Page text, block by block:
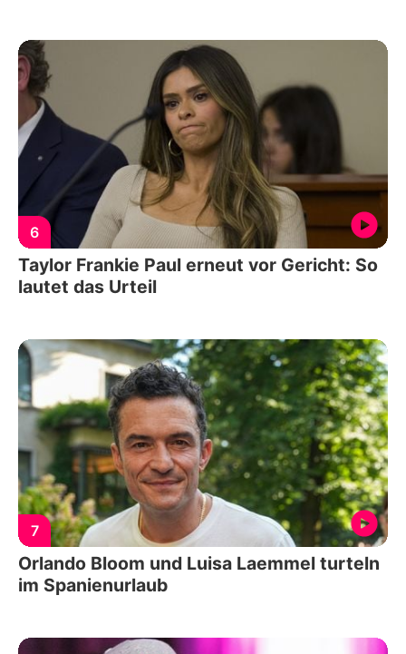
6
Taylor Frankie Paul erneut vor Gericht: So
lautet das Urteil
7
Orlando Bloom und Luisa Laemmel turteln
im Spanienurlaub